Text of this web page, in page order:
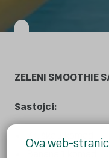
Ova web-
ZELENI SMOOTHIE
Sastojci:
Kruška 1 komad